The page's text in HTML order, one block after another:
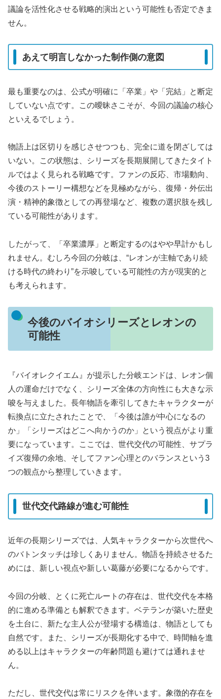
議論を活性化させる戦略的演出という可能性も否定できま
せん。
あえて明言しなかった制作側の意図
最も重要なのは、公式が明確に「卒業」や「完結」と断定
していない点です。この曖昧さこそが、今回の議論の核心
といえるでしょう。
物語上は区切りを感じさせつつも、完全に道を閉ざしては
いない。この状態は、シリーズを長期展開してきたタイト
ルではよく見られる戦略です。ファンの反応、市場動向、
今後のストーリー構想などを見極めながら、復帰・外伝出
演・精神的象徴としての再登場など、複数の選択肢を残し
ている可能性があります。
したがって、「卒業濃厚」と断定するのはやや早計かもし
れません。むしろ今回の分岐は、“レオンが主軸であり続
ける時代の終わり”を示唆している可能性の方が現実的と
も考えられます。
今後のバイオシリーズとレオンの
可能性
『バイオレクイエム』が提示した分岐エンドは、レオン個
人の運命だけでなく、シリーズ全体の方向性にも大きな示
唆を与えました。長年物語を牽引してきたキャラクターが
転換点に立たされたことで、「今後は誰が中心になるの
か」「シリーズはどこへ向かうのか」という視点がより重
要になっています。ここでは、世代交代の可能性、サプラ
イズ復帰の余地、そしてファン心理とのバランスという3
つの観点から整理していきます。
世代交代路線が進む可能性
近年の長期シリーズでは、人気キャラクターから次世代へ
のバトンタッチは珍しくありません。物語を持続させるた
めには、新しい視点や新しい葛藤が必要になるからです。
今回の分岐、とくに死亡ルートの存在は、世代交代を本格
的に進める準備とも解釈できます。ベテランが築いた歴史
を土台に、新たな主人公が登場する構造は、物語としても
自然です。また、シリーズが長期化する中で、時間軸を進
める以上はキャラクターの年齢問題も避けては通れませ
ん。
ただし、世代交代は常にリスクを伴います。象徴的存在を